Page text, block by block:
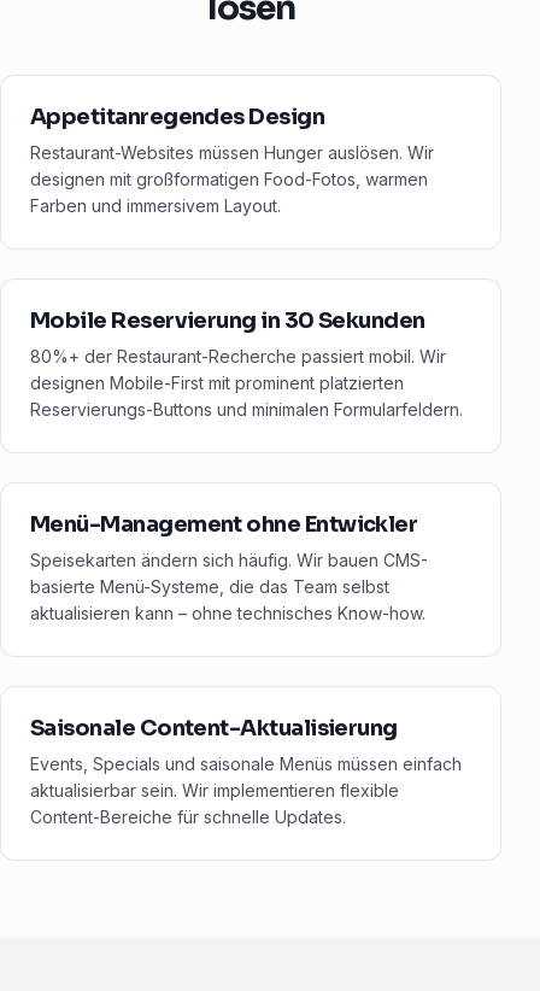
Appetitanregendes Design
Restaurant-Websites müssen Hunger auslösen. Wir
designen mit großformatigen Food-Fotos, warmen
Farben und immersivem Layout.
Mobile Reservierung in 30 Sekunden
80%+ der Restaurant-Recherche passiert mobil. Wir
designen Mobile-First mit prominent platzierten
Reservierungs-Buttons und minimalen Formularfeldern.
Menü-Management ohne Entwickler
Speisekarten ändern sich häufig. Wir bauen CMS-
basierte Menü-Systeme, die das Team selbst
aktualisieren kann – ohne technisches Know-how.
Saisonale Content-Aktualisierung
Events, Specials und saisonale Menüs müssen einfach
aktualisierbar sein. Wir implementieren flexible
Content-Bereiche für schnelle Updates.